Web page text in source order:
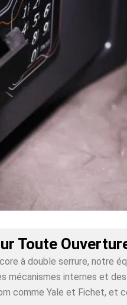
Toute
à double serrure, notre
internes et
comme Yale et Fichet, et